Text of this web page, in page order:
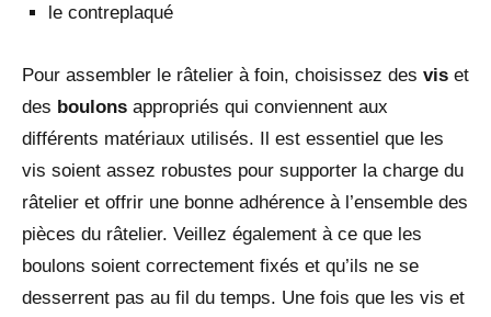
le contreplaqué
Pour assembler le râtelier à foin, choisissez des vis et
des boulons appropriés qui conviennent aux
différents matériaux utilisés. Il est essentiel que les
vis soient assez robustes pour supporter la charge du
râtelier et offrir une bonne adhérence à l’ensemble des
pièces du râtelier. Veillez également à ce que les
boulons soient correctement fixés et qu’ils ne se
desserrent pas au fil du temps. Une fois que les vis et